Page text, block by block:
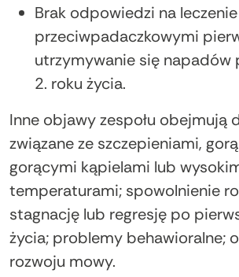
Brak odpowiedzi na
przeciwpadaczkowymi
utrzymywanie się napadów
2. roku życia.
Inne objawy zespołu obejmują
związane ze szczepieniami,
gorącymi kąpielami lub
temperaturami; spowolnienie
stagnację lub regresję po
życia; problemy behawioralne;
rozwoju mowy.